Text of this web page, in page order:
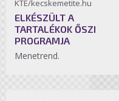
KTE/kecskemetite.hu
ELKÉSZÜLT A
TARTALÉKOK ŐSZI
PROGRAMJA
Menetrend.